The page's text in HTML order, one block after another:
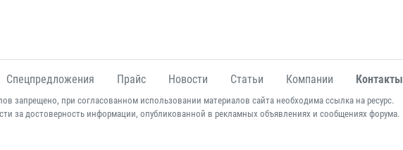
Спецпредложения Прайс Новости Статьи Компании Контакты
запрещено, при согласованном использовании материалов сайта необходима ссылка на ресурс.
за достоверность информации, опубликованной в рекламных объявлениях и сообщениях форума.